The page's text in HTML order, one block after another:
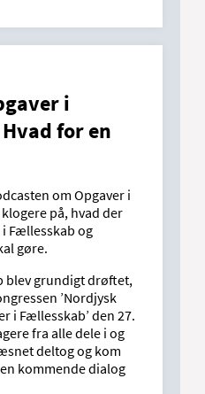
i
for en
om Opgaver i
på, hvad der
i Fællesskab og
gøre.
blev grundigt drøftet,
’Nordjysk
i Fællesskab’ den 27.
fra alle dele i og
deltog og kom
kommende dialog